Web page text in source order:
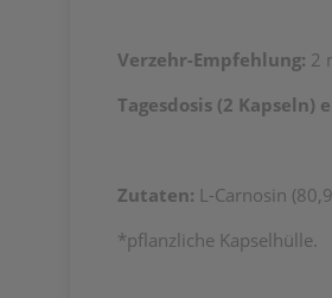
Verzehr-Empfehlung: 2
Tagesdosis (2 Kapseln)
Zutaten: L-Carnosin
*pflanzliche Kapselhülle.